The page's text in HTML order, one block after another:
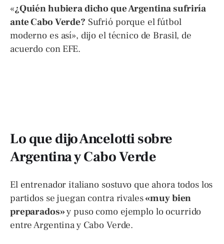
«¿Quién hubiera dicho que Argentina sufriría
ante Cabo Verde? Sufrió porque el fútbol
moderno es así», dijo el técnico de Brasil, de
acuerdo con EFE.
Lo que dijo Ancelotti sobre
Argentina y Cabo Verde
El entrenador italiano sostuvo que ahora todos los
partidos se juegan contra rivales«muy bien
preparados»y puso como ejemplo lo ocurrido
entre Argentina y Cabo Verde.